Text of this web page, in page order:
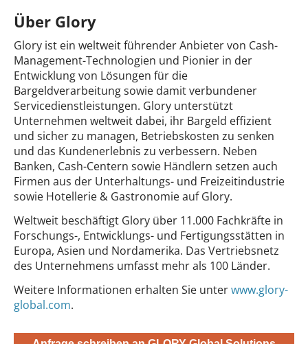
Über Glory
Glory ist ein weltweit führender Anbieter von Cash-
Management-Technologien und Pionier in der
Entwicklung von Lösungen für die
Bargeldverarbeitung sowie damit verbundener
Servicedienstleistungen. Glory unterstützt
Unternehmen weltweit dabei, ihr Bargeld effizient
und sicher zu managen, Betriebskosten zu senken
und das Kundenerlebnis zu verbessern. Neben
Banken, Cash-Centern sowie Händlern setzen auch
Firmen aus der Unterhaltungs- und Freizeitindustrie
sowie Hotellerie & Gastronomie auf Glory.
Weltweit beschäftigt Glory über 11.000 Fachkräfte in
Forschungs-, Entwicklungs- und Fertigungsstätten in
Europa, Asien und Nordamerika. Das Vertriebsnetz
des Unternehmens umfasst mehr als 100 Länder.
Weitere Informationen erhalten Sie unterwww.glory-
global.com.